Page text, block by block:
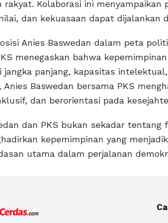
rakyat. Kolaborasi ini
dan kekuasaan dapat dijalankan
Anies Baswedan dalam peta
menegaskan bahwa
jangka panjang, kapasitas
Anies Baswedan bersama PKS
dan berorientasi pada
dan PKS bukan sekadar
kepemimpinan yang
utama dalam perjalanan